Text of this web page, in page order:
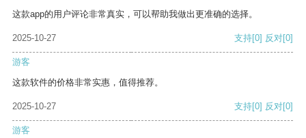
这款app的用户评论非常真实，可以帮助我做出更准确的选择。
2025-10-27 支持[0] 反对[0]
游客
这款软件的价格非常实惠，值得推荐。
2025-10-27 支持[0] 反对[0]
游客